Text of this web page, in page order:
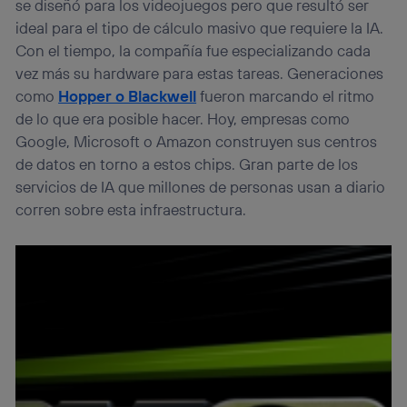
se diseñó para los videojuegos pero que resultó ser
ideal para el tipo de cálculo masivo que requiere la IA.
Con el tiempo, la compañía fue especializando cada
vez más su hardware para estas tareas. Generaciones
como Hopper o Blackwellfueron marcando el ritmo
de lo que era posible hacer. Hoy, empresas como
Google, Microsoft o Amazon construyen sus centros
de datos en torno a estos chips. Gran parte de los
servicios de IA que millones de personas usan a diario
corren sobre esta infraestructura.
Si utilizas unaconexión de banda ancha (p. ej., Wi-Fi),
el marketing o análisis se realizará en función de las
actividades de navegación de los miembros del hogar
que hayan dado su consentimiento.
Si utilizas
datos móviles, el marketing será más
personalizado, ya que se basará únicamente en la
navegación del usuario del móvil.
Puedes gestionar los consentimientos Utiq seleccionando
“Administrar Utiq” en la parte inferior de esta página web o
visitando el portal de privacidad de Utiq
(“consenthub”)
. Para más información, consulta
la política de privacidad de Utiq .